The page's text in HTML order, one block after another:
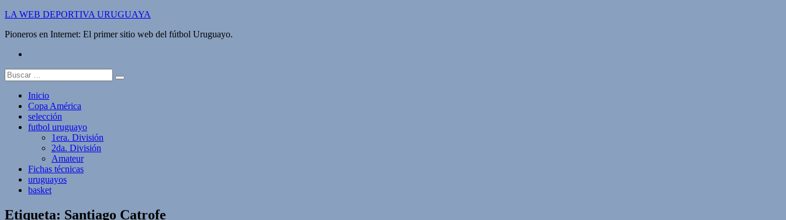
Saltar
contenido
LA WEB DEPORTIVA URUGUAYA
Pioneros en Internet: El primer sitio web del fútbol Uruguayo.
Buscar:
Inicio
Copa América
selección
futbol uruguayo
1era. División
2da. División
Amateur
Fichas técnicas
uruguayos
basket
Etiqueta: Santiago Catrofe